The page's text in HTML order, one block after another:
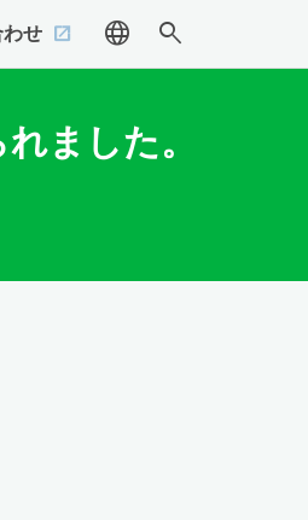
わせ language search
ました。